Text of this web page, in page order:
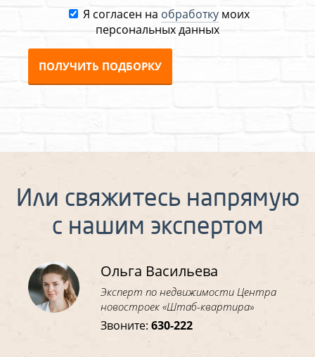
Я согласен на обработкумоих
персональных данных
ПОЛУЧИТЬ ПОДБОРКУ
Или свяжитесь напрямую
с нашим экспертом
Ольга Васильева
Эксперт по недвижимости Центра
новостроек «Штаб-квартира»
Звоните:630-222